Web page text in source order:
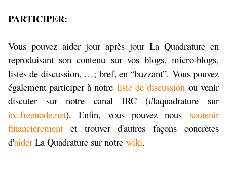
PARTICIPER:
Vous pouvez aider jour après jour La Quadrature en
reproduisant son contenu sur vos blogs, micro-blogs,
listes de discussion, …; bref, en “buzzant”. Vous pouvez
également participer à notre liste de discussionou venir
discuter sur notre canal IRC (#laquadrature sur
irc.freenode.net). Enfin, vous pouvez nous soutenir
financièrement et trouver d'autres façons concrètes
d'aider La Quadrature sur notre wiki.